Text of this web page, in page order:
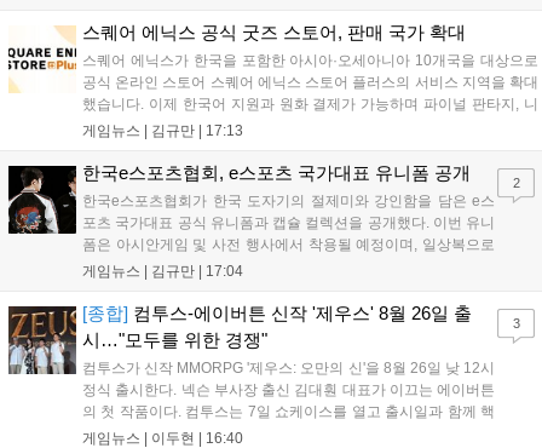
세한 정보는 공식 커뮤니티에서 확인 가능하다....
스퀘어 에닉스 공식 굿즈 스토어, 판매 국가 확대
스퀘어 에닉스가 한국을 포함한 아시아·오세아니아 10개국을 대상으로
공식 온라인 스토어 스퀘어 에닉스 스토어 플러스의 서비스 지역을 확대
했습니다. 이제 한국어 지원과 원화 결제가 가능하며 파이널 판타지, 니
어 등 주요 게임의 피규어, 굿즈를 구매할 수 있습니다. 신상품이 순차적
용 가능합니다....
게임뉴스 | 김규만 | 17:13
한국e스포츠협회, e스포츠 국가대표 유니폼 공개
한국e스포츠협회가 한국 도자기의 절제미와 강인함을 담은 e스
포츠 국가대표 공식 유니폼과 캡슐 컬렉션을 공개했다. 이번 유니
폼은 아시안게임 및 사전 행사에서 착용될 예정이며, 일상복으로
구성된 컬렉션은 오는 8월 28일부터 골스튜디오 공식 홈페이지
서는 대회 규정에 따라 별도의 유니폼을 착용할 계획이다....
게임뉴스 | 김규만 | 17:04
2
[종합] 컴투스-에이버튼 신작 '제우스' 8월 26일 출
시…"모두를 위한 경쟁"
컴투스가 신작 MMORPG '제우스: 오만의 신'을 8월 26일 낮 12시
정식 출시한다. 넥슨 부사장 출신 김대훤 대표가 이끄는 에이버튼
의 첫 작품이다. 컴투스는 7일 쇼케이스를 열고 출시일과 함께 핵
심 콘텐츠, 유료화 정책, 운영 방향을 공개했다. 캐릭터명 선점은
게임뉴스 | 이두현 | 16:40
3